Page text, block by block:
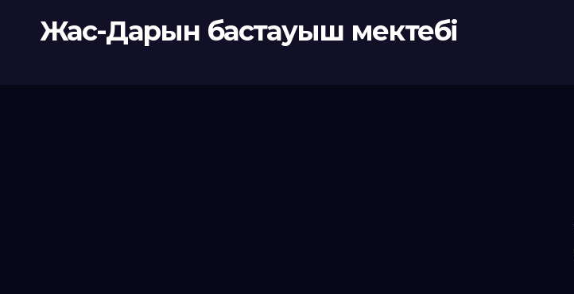
Жас-Дарын бастауыш мектебі